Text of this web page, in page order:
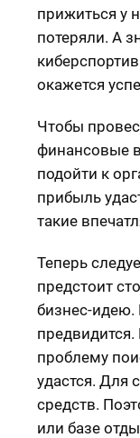
прижиться у
потеряли. А
окажется
Чтобы
финансовые
подойти к
прибыль
такие
Теперь
предстоит
бизнес-идею.
проблему
удастся. Для
средств.
или базе